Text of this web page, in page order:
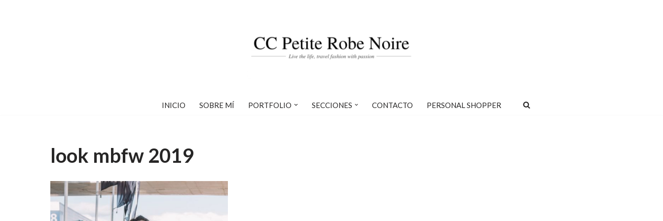
INICIO SOBRE MÍ PORTFOLIO SECCIONES CONTACTO PERSONAL SHOPPER
look mbfw 2019